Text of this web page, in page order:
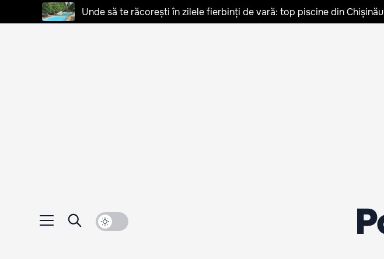
Unde să te răcorești în zilele fierbinți de vară: top piscine din Chișinău